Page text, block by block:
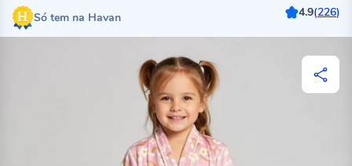
Só tem na Havan 4.9(226)